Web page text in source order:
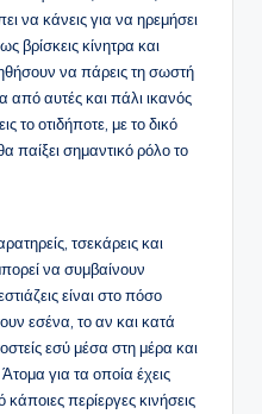
να κάνεις για να ηρεμήσει
βρίσκεις κίνητρα και
να πάρεις τη σωστή
από αυτές και πάλι ικανός
το οτιδήποτε, με το δικό
παίξει σημαντικό ρόλο το
τσεκάρεις και
να συμβαίνουν
είναι στο πόσο
εσένα, το αν και κατά
εσύ μέσα στη μέρα και
για τα οποία έχεις
περίεργες κινήσεις